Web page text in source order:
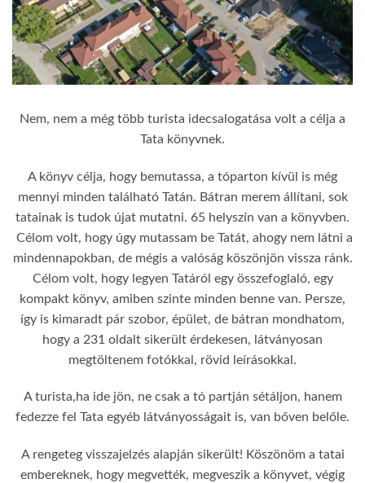
Nem, nem a még több turista idecsalogatása volt a célja a
Tata könyvnek.
A könyv célja, hogy bemutassa, a tóparton kívül is még
mennyi minden található Tatán. Bátran merem állítani, sok
tatainak is tudok újat mutatni. 65 helyszín van a könyvben.
Célom volt, hogy úgy mutassam be Tatát, ahogy nem látni a
mindennapokban, de mégis a valóság köszönjön vissza ránk.
Célom volt, hogy legyen Tatáról egy összefoglaló, egy
kompakt könyv, amiben szinte minden benne van. Persze,
így is kimaradt pár szobor, épület, de bátran mondhatom,
hogy a 231 oldalt sikerült érdekesen, látványosan
megtöltenem fotókkal, rövid leírásokkal.
A turista,ha ide jön, ne csak a tó partján sétáljon, hanem
fedezze fel Tata egyéb látványosságait is, van bőven belőle.
A rengeteg visszajelzés alapján sikerült! Köszönöm a tatai
embereknek, hogy megvették, megveszik a könyvet, végig